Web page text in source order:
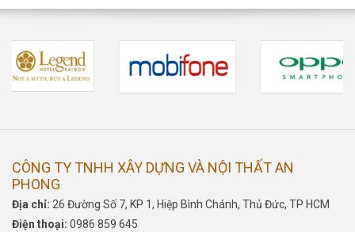
CÔNG TY TNHH XÂY DỰNG VÀ NỘI THẤT AN
PHONG
Địa chỉ: 26 Đường Số 7, KP 1, Hiệp Bình Chánh, Thủ Đức, TP HCM
Điện thoại: 0986 859 645